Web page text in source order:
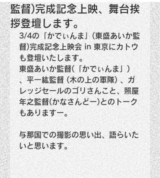
監督)完成記念上映、舞台挨
拶登壇します。
3/4の「かでぃんま」(東盛あいか監
督)完成記念上映会 in 東京にカトウ
も登壇いたします。
東盛あいか監督(「かでぃんま」)
、平一紘監督 (木の上の軍隊) 、ガ
レッジセールのゴリさんこと、照屋
年之監督(かなさんどー)とのトーク
もありますー。
与那国での撮影の思い出、語らいた
いと思います。